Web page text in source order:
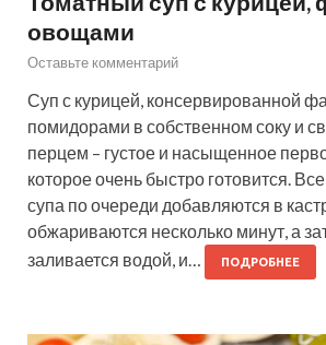
овощами
Оставьте комментарий
Суп с курицей, консервированной
помидорами в собственном соку и
перцем – густое и насыщенное
которое очень быстро готовится.
супа по очереди добавляются в
обжариваются несколько минут, а
заливается водой, и…
ПОДРОБНЕЕ